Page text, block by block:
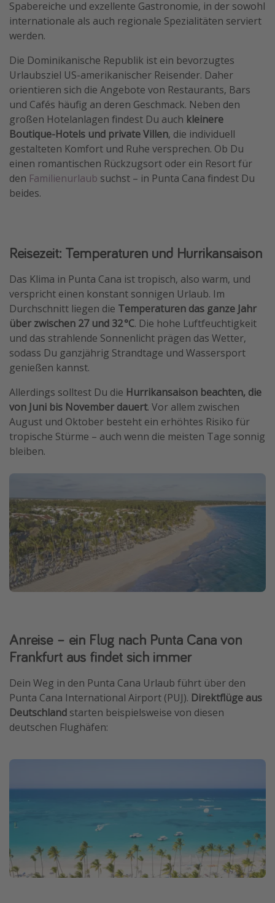
Spabereiche und exzellente Gastronomie, in der sowohl
internationale als auch regionale Spezialitäten serviert
werden.
Die Dominikanische Republik ist ein bevorzugtes
Urlaubsziel US-amerikanischer Reisender. Daher
orientieren sich die Angebote von Restaurants, Bars
und Cafés häufig an deren Geschmack. Neben den
großen Hotelanlagen findest Du auch kleinere
Boutique-Hotels und private Villen, die individuell
gestalteten Komfort und Ruhe versprechen. Ob Du
einen romantischen Rückzugsort oder ein Resort für
den Familienurlaub suchst – in Punta Cana findest Du
beides.
Reisezeit: Temperaturen und Hurrikansaison
Das Klima in Punta Cana ist tropisch, also warm, und
verspricht einen konstant sonnigen Urlaub. Im
Durchschnitt liegen die Temperaturen das ganze Jahr
über zwischen 27 und 32 °C. Die hohe Luftfeuchtigkeit
und das strahlende Sonnenlicht prägen das Wetter,
sodass Du ganzjährig Strandtage und Wassersport
genießen kannst.
Allerdings solltest Du die Hurrikansaison beachten, die
von Juni bis November dauert. Vor allem zwischen
August und Oktober besteht ein erhöhtes Risiko für
tropische Stürme – auch wenn die meisten Tage sonnig
bleiben.
Anreise – ein Flug nach Punta Cana von
Frankfurt aus findet sich immer
Dein Weg in den Punta Cana Urlaub führt über den
Punta Cana International Airport (PUJ). Direktflüge aus
Deutschland starten beispielsweise von diesen
deutschen Flughäfen: